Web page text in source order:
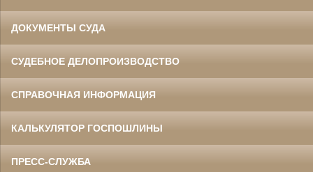
ДОКУМЕНТЫ СУДА
СУДЕБНОЕ ДЕЛОПРОИЗВОДСТВО
СПРАВОЧНАЯ ИНФОРМАЦИЯ
КАЛЬКУЛЯТОР ГОСПОШЛИНЫ
ПРЕСС-СЛУЖБА